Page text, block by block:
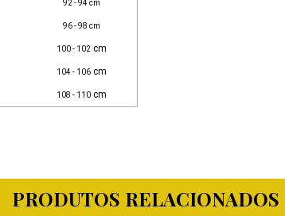
92 - 94 cm
96 - 98 cm
100 - 102cm
104 - 106cm
108 - 110cm
PRODUTOS RELACIONADOS